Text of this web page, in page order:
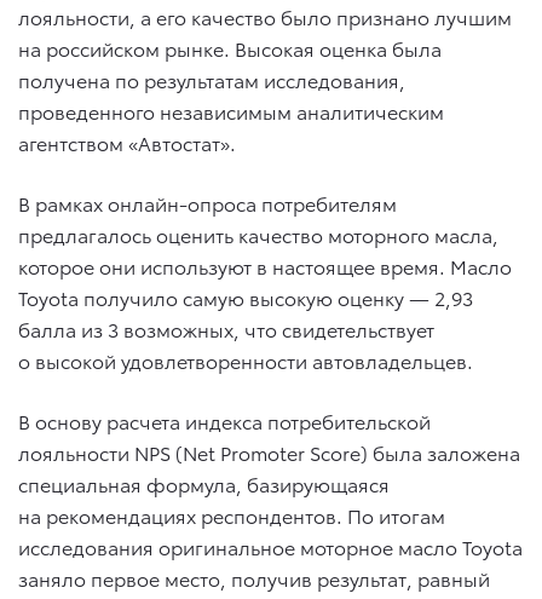
лояльности, а его качество было признано лучшим
на российском рынке. Высокая оценка была
получена по результатам исследования,
проведенного независимым аналитическим
агентством «Автостат».
В рамках онлайн-опроса потребителям
предлагалось оценить качество моторного масла,
которое они используют в настоящее время. Масло
Toyota получило самую высокую оценку — 2,93
балла из 3 возможных, что свидетельствует
о высокой удовлетворенности автовладельцев.
В основу расчета индекса потребительской
лояльности NPS (Net Promoter Score) была заложена
специальная формула, базирующаяся
на рекомендациях респондентов. По итогам
исследования оригинальное моторное масло Toyota
заняло первое место, получив результат, равный